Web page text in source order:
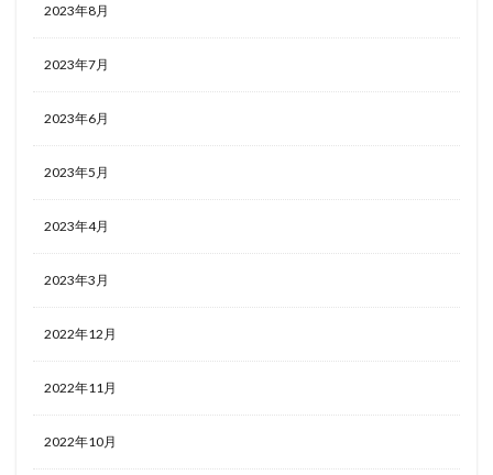
2023年8月
2023年7月
2023年6月
2023年5月
2023年4月
2023年3月
2022年12月
2022年11月
2022年10月